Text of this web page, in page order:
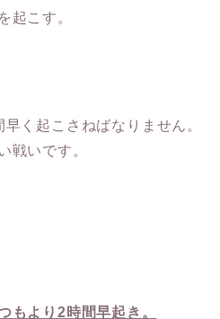
起こす。
く起こさねばなりません。
戦いです。
もより2時間早起き。